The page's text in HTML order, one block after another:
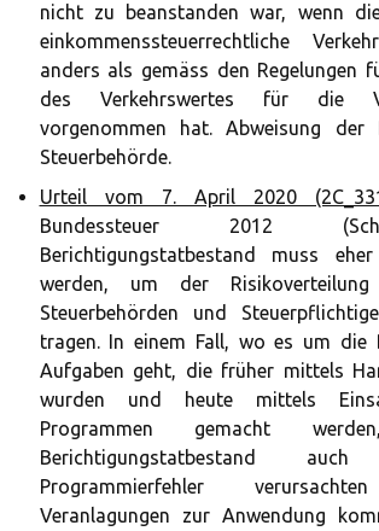
nicht zu beanstanden war, wenn
einkommenssteuerrechtliche
anders als gemäss den Regelungen
des Verkehrswertes für die
vorgenommen hat. Abweisung der
Steuerbehörde.
Urteil vom 7. April 2020
Bundessteuer 2012
Berichtigungstatbestand muss
werden, um der
Steuerbehörden und
tragen. In einem Fall, wo es um die
Aufgaben geht, die früher mittels
wurden und heute mittels
Programmen gemacht
Berichtigungstatbestand
Programmierfehler
Veranlagungen zur Anwendung